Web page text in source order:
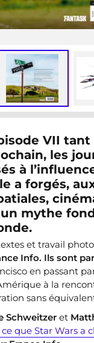
VII
les
à
a forgés,
mythe
et travail
Info. Ils sont
en passant
à la
sans
Schweitzer et
que Star Wars a